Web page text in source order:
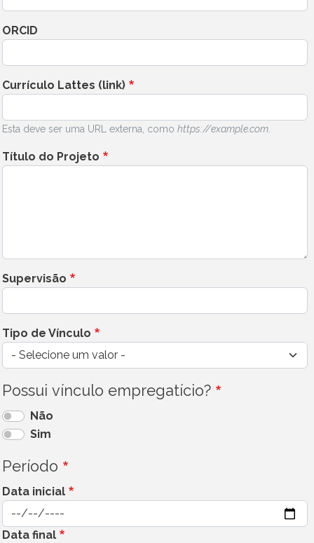
ORCID
Currículo Lattes (link)
Esta deve ser uma URL externa, comohttps://example.com
Título do Projeto
Supervisão
Tipo de Vínculo
Possui vínculo empregatício?
Não
Sim
Período
Data inicial
Data
Data final